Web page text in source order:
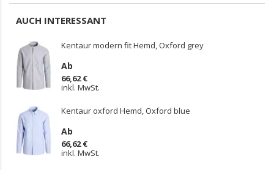
AUCH INTERESSANT
Kentaur modern fit Hemd, Oxford grey
Ab
66,62 €
inkl. MwSt.
Kentaur oxford Hemd, Oxford blue
Ab
66,62 €
inkl. MwSt.